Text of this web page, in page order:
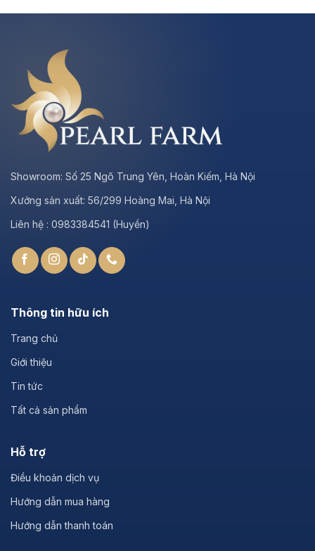
Showroom: Số 25 Ngõ Trung Yên, Hoàn Kiếm, Hà Nội
Xưởng sản xuất: 56/299 Hoàng Mai, Hà Nội
Liên hệ : 0983384541 (Huyền)
Thông tin hữu ích
Trang chủ
Giới thiệu
Tin tức
Tất cả sản phẩm
Hỗ trợ
Điều khoản dịch vụ
Hướng dẫn mua hàng
Hướng dẫn thanh toán